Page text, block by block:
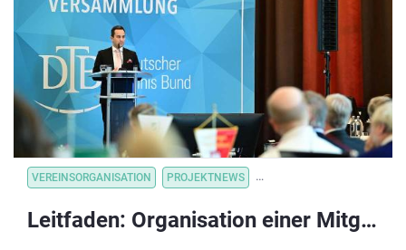
VEREINSORGANISATION PROJEKTNEWS VEREINSORGANISATION
Leitfaden: Organisation einer Mitgliederversammlung